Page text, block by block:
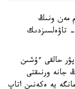
مەن ونىڭ
- تاۋەلسىزدىك
حالقى ءۇشىن
جانە ورنىقتى
يە ەكەنىن اتاپ